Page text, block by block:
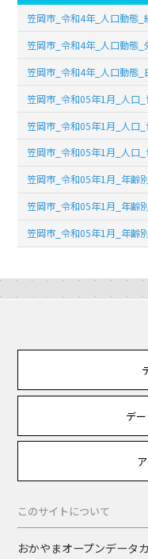
笠岡市_令和4年_人口動態_
笠岡市_令和4年_人口動態_
笠岡市_令和4年_人口動態_
笠岡市_令和05年1月_人口
笠岡市_令和05年1月_人口_
笠岡市_令和05年1月_人口
笠岡市_令和05年1月_年齢
笠岡市_令和05年1月_年齢
笠岡市_令和05年1月_年齢
デ
このサイトについて
おかやまオープンデータ